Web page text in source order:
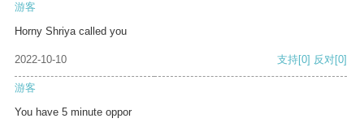
游客
Horny Shriya called you
2022-10-10 支持[0] 反对[0]
游客
You have 5 minute oppor